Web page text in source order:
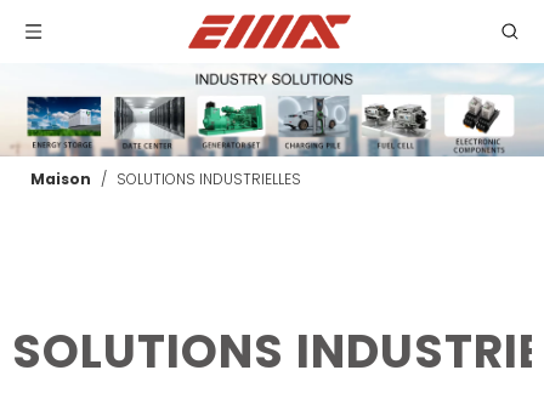
Maison / SOLUTIONS INDUSTRIELLES
SOLUTIONS